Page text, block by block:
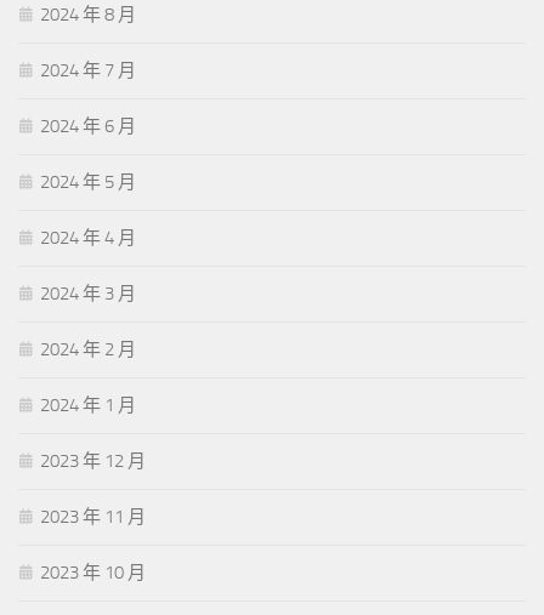
2024 年 8 月
2024 年 7 月
2024 年 6 月
2024 年 5 月
2024 年 4 月
2024 年 3 月
2024 年 2 月
2024 年 1 月
2023 年 12 月
2023 年 11 月
2023 年 10 月